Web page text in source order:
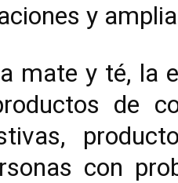
y
mate y té, la
de
con